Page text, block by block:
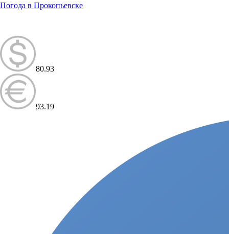
Погода в Прокопьевске
80.93
93.19